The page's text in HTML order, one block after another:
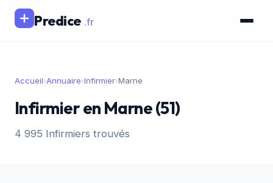
Predice .fr
Accueil›Annuaire›Infirmier›Marne
Infirmier en Marne (51)
4 995 Infirmiers trouvés